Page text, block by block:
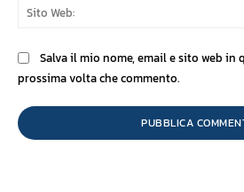
Salva il mio nome, email e sito web in
prossima volta che commento.